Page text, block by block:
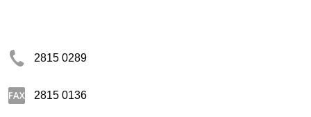
2815 0289
2815 0136